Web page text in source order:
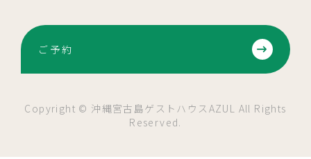
ご予約
Copyright © 沖縄宮古島ゲストハウスAZUL All Rights
Reserved.